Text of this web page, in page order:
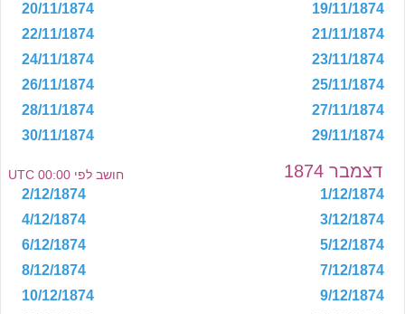
19/11/1874
20/11/1874
21/11/1874
22/11/1874
23/11/1874
24/11/1874
25/11/1874
26/11/1874
27/11/1874
28/11/1874
29/11/1874
30/11/1874
דצמבר 1874 חושב לפי 00:00 UTC
1/12/1874
2/12/1874
3/12/1874
4/12/1874
5/12/1874
6/12/1874
7/12/1874
8/12/1874
9/12/1874
10/12/1874